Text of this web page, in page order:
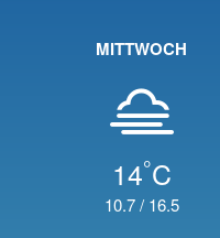
MITTWOCH
14°C
10.7/ 16.5